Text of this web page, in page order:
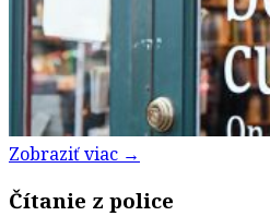
Zobraziť viac →
Čítanie z police